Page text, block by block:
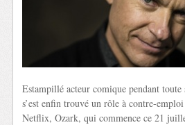
Estampillé acteur comique pendant toute
s’est enfin trouvé un rôle à contre-
Netflix, Ozark, qui commence ce 21